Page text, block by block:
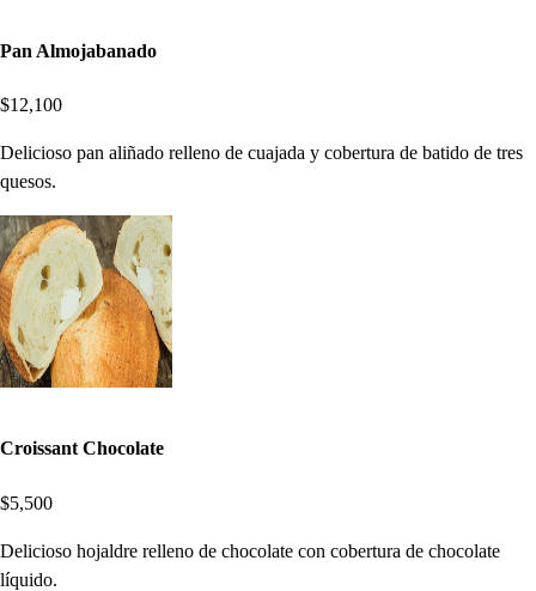
Pan Almojabanado
$12,100
Delicioso pan aliñado relleno de cuajada y cobertura de batido de tres
quesos.
Croissant Chocolate
$5,500
Delicioso hojaldre relleno de chocolate con cobertura de chocolate
líquido.